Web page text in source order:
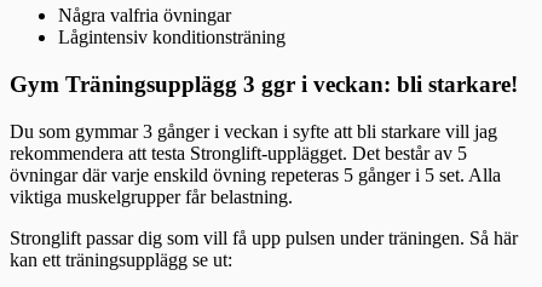
Några valfria övningar
Lågintensiv konditionsträning
Gym Träningsupplägg 3 ggr i veckan: bli starkare!
Du som gymmar 3 gånger i veckan i syfte att bli starkare vill jag
rekommendera att testa Stronglift-upplägget. Det består av 5
övningar där varje enskild övning repeteras 5 gånger i 5 set. Alla
viktiga muskelgrupper får belastning.
Stronglift passar dig som vill få upp pulsen under träningen. Så här
kan ett träningsupplägg se ut: